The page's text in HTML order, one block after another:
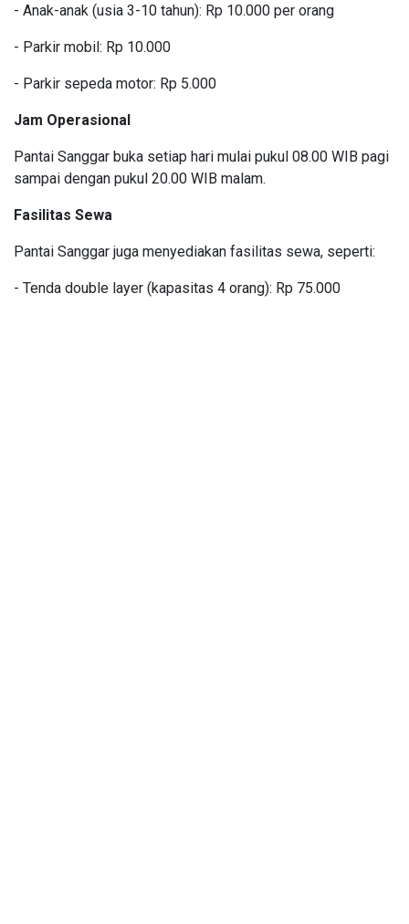
- Anak-anak (usia 3-10 tahun): Rp 10.000 per orang
- Parkir mobil: Rp 10.000
- Parkir sepeda motor: Rp 5.000
Jam Operasional
Pantai Sanggar buka setiap hari mulai pukul 08.00 WIB pagi
sampai dengan pukul 20.00 WIB malam.
Fasilitas Sewa
Pantai Sanggar juga menyediakan fasilitas sewa, seperti:
- Tenda double layer (kapasitas 4 orang): Rp 75.000